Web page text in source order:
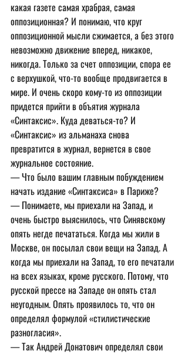
какая газете caмая храбрая, самая
оппозиционная? И понимаю, что круг
оппозиционной мысли сжимается, а без этого
невозможно движение вперед, никакое,
никогда. Только за счет оппозиции, спора ее
с верхушкой, что-то вообще продвигается в
мире. И очень скоро кому-то из оппозиции
придется прийти в объятия журнала
«Синтаксис». Куда деваться-то? И
«Синтаксис» из альманаха снова
превратится в журнал, вернется в свое
журнальное состояние.
— Что было вашим главным побуждением
начать издание «Синтаксиса» в Париже?
— Понимаете, мы приехали на Запад, и
очень быстро выяснилось, что Синявскому
опять негде печататься. Когда мы жили в
Москве, он посылал свои вещи на Запад. А
когда мы приехали на Запад, то его печатали
на всех языках, кроме русского. Потому, что
русской прессе на Западе он опять стал
неугодным. Опять проявилось то, что он
определял формулой «стилистические
разногласия».
— Так Андрей Донатович определял свои